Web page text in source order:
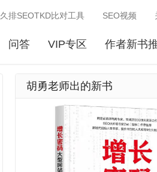
问答 VIP专区 作者新书
久排SEOTKD比对工具 SEO视频
胡勇老师出的新书